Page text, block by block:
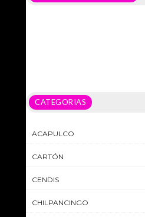
CATEGORIAS
ACAPULCO
CARTÓN
CENDIS
CHILPANCINGO